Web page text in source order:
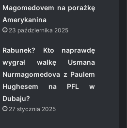
Magomedovem na porażkę
Amerykanina
23 października 2025
Rabunek? Kto naprawdę
wygrał walkę Usmana
Nurmagomedova z Paulem
Hughesem na PFL w
Dubaju?
27 stycznia 2025